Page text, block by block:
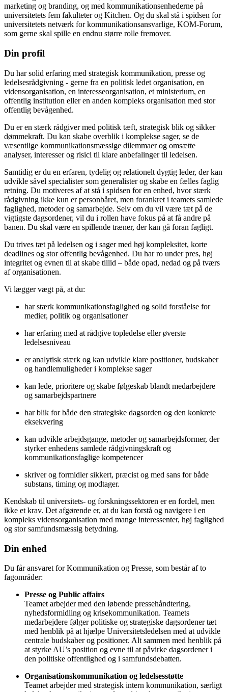
marketing og branding, og med kommunikationsenhederne på
universitetets fem fakulteter og Kitchen. Og du skal stå i spidsen for
universitetets netværk for kommunikationsansvarlige, KOM-Forum,
som gerne skal spille en endnu større rolle fremover.
Din profil
Du har solid erfaring med strategisk kommunikation, presse og
ledelsesrådgivning - gerne fra en politisk ledet organisation, en
vidensorganisation, en interesseorganisation, et ministerium, en
offentlig institution eller en anden kompleks organisation med stor
offentlig bevågenhed.
Du er en stærk rådgiver med politisk tæft, strategisk blik og sikker
dømmekraft. Du kan skabe overblik i komplekse sager, se de
væsentlige kommunikationsmæssige dilemmaer og omsætte
analyser, interesser og risici til klare anbefalinger til ledelsen.
Samtidig er du en erfaren, tydelig og relationelt dygtig leder, der kan
udvikle såvel specialister som generalister og skabe en fælles faglig
retning. Du motiveres af at stå i spidsen for en enhed, hvor stærk
rådgivning ikke kun er personbåret, men forankret i teamets samlede
faglighed, metoder og samarbejde. Selv om du vil være tæt på de
vigtigste dagsordener, vil du i rollen have fokus på at få andre på
banen. Du skal være en spillende træner, der kan gå foran fagligt.
Du trives tæt på ledelsen og i sager med høj kompleksitet, korte
deadlines og stor offentlig bevågenhed. Du har ro under pres, høj
integritet og evnen til at skabe tillid – både opad, nedad og på tværs
af organisationen.
Vi lægger vægt på, at du:
har stærk kommunikationsfaglighed og solid forståelse for
medier, politik og organisationer
har erfaring med at rådgive topledelse eller øverste
ledelsesniveau
er analytisk stærk og kan udvikle klare positioner, budskaber
og handlemuligheder i komplekse sager
kan lede, prioritere og skabe følgeskab blandt medarbejdere
og samarbejdspartnere
har blik for både den strategiske dagsorden og den konkrete
eksekvering
kan udvikle arbejdsgange, metoder og samarbejdsformer, der
styrker enhedens samlede rådgivningskraft og
kommunikationsfaglige kompetencer
skriver og formidler sikkert, præcist og med sans for både
substans, timing og modtager.
Kendskab til universitets- og forskningssektoren er en fordel, men
ikke et krav. Det afgørende er, at du kan forstå og navigere i en
kompleks vidensorganisation med mange interessenter, høj faglighed
og stor samfundsmæssig betydning.
Din enhed
Du får ansvaret for Kommunikation og Presse, som består af to
fagområder:
Presse og Public affairs
Teamet arbejder med den løbende pressehåndtering,
nyhedsformidling og krisekommunikation. Teamets
medarbejdere følger politiske og strategiske dagsordener tæt
med henblik på at hjælpe Universitetsledelsen med at udvikle
centrale budskaber og positioner. Alt sammen med henblik på
at styrke AU’s position og evne til at påvirke dagsordener i
den politiske offentlighed og i samfundsdebatten.
Organisationskommunikation og ledelsesstøtte
Teamet arbejder med strategisk intern kommunikation, særligt